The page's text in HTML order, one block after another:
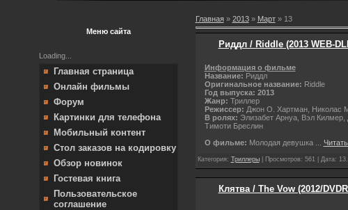
Меню сайта
Loading...
Главная страница
Онлайн фильмы
Форум
Картинки для телефона
Мобильный контент
Стол заказов на кодировку
Обзор новинок
Гостевая книга
Пользовательское
соглашение
Главная» 2013 » Март » 13
Риддл / Riddle (2013 WEB-
Информация о фильме
Название: Риддл
Оригинальное название: Riddle
Год выпуска: 2013
Жанр: Триллер
Режиссер: Джон О. Хартман, Николас
В ролях: Элизабет Арнуа, Вэл
Тимоти Бреслин
О фильме: Молодая девушка
Категория: Триллеры| Просмотров: 561 | Дата:
Клятва / The Vow (2012/